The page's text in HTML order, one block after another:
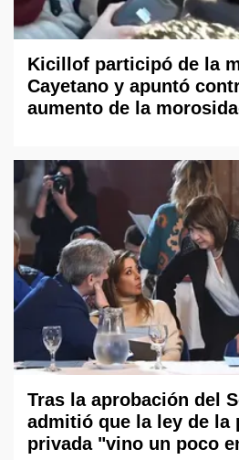
Kicillof participó de la
Cayetano y apuntó
aumento de la
Tras la aprobación del
admitió que la ley de la
privada "vino un poco